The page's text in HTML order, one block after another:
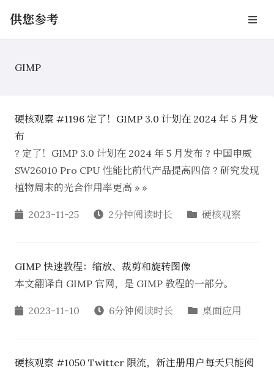
供您参考
GIMP
硬核观察 #1196 定了！GIMP 3.0 计划在 2024 年 5 月发
布
? 定了！GIMP 3.0 计划在 2024 年 5 月发布 ? 中国申威
SW26010 Pro CPU 性能比前代产品提高四倍 ? 研究发现
植物周末的光合作用率更高 » »
2023-11-25 2分钟阅读时长 硬核观察
GIMP 快速教程：缩放、裁剪和旋转图像
本文翻译自 GIMP 官网，是 GIMP 教程的一部分。
2023-11-10 6分钟阅读时长 桌面应用
硬核观察 #1050 Twitter 限流，新注册用户每天只能阅